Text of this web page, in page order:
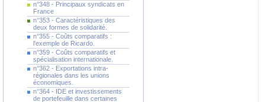
n°348 - Principaux syndicats en
France
n°353 - Caractéristiques des
deux formes de solidarité.
n°355 - Coûts comparatifs :
l'exemple de Ricardo.
n°359 - Coûts comparatifs et
spécialisation internationale.
n°362 - Exportations intra-
régionales dans les unions
économiques.
n°364 - IDE et investissements
de portefeuille dans certaines